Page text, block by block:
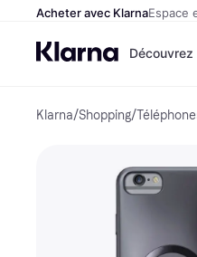
Acheter avec KlarnaEspace
Découvrez
Klarna/Shopping/